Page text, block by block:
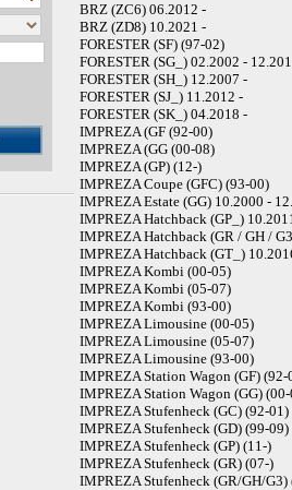
BRZ (ZC6) 06.2012 -
BRZ (ZD8) 10.2021 -
FORESTER (SF) (97-02)
FORESTER (SG_) 02.2002 -
FORESTER (SH_) 12.2007 -
FORESTER (SJ_) 11.2012 -
FORESTER (SK_) 04.2018 -
IMPREZA (GF (92-00)
IMPREZA (GG (00-08)
IMPREZA (GP) (12-)
IMPREZA Coupe (GFC) (93-00)
IMPREZA Estate (GG) 10.2000 -
IMPREZA Hatchback (GP_)
IMPREZA Hatchback (GR / GH /
IMPREZA Hatchback (GT_)
IMPREZA Kombi (00-05)
IMPREZA Kombi (05-07)
IMPREZA Kombi (93-00)
IMPREZA Limousine (00-05)
IMPREZA Limousine (05-07)
IMPREZA Limousine (93-00)
IMPREZA Station Wagon (GF) (92-
IMPREZA Station Wagon (GG)
IMPREZA Stufenheck (GC) (92-01)
IMPREZA Stufenheck (GD) (99-09)
IMPREZA Stufenheck (GP) (11-)
IMPREZA Stufenheck (GR) (07-)
IMPREZA Stufenheck (GR/GH/G3)